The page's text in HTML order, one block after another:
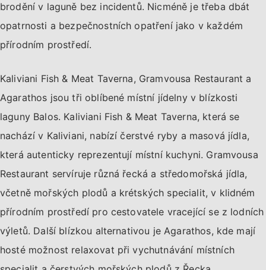
brodění v laguně bez incidentů. Nicméně je třeba dbát
opatrnosti a bezpečnostních opatření jako v každém
přírodním prostředí.
Kaliviani Fish & Meat Taverna, Gramvousa Restaurant a
Agarathos jsou tři oblíbené místní jídelny v blízkosti
laguny Balos. Kaliviani Fish & Meat Taverna, která se
nachází v Kaliviani, nabízí čerstvé ryby a masová jídla,
která autenticky reprezentují místní kuchyni. Gramvousa
Restaurant servíruje různá řecká a středomořská jídla,
včetně mořských plodů a krétských specialit, v klidném
přírodním prostředí pro cestovatele vracející se z lodních
výletů. Další blízkou alternativou je Agarathos, kde mají
hosté možnost relaxovat při vychutnávání místních